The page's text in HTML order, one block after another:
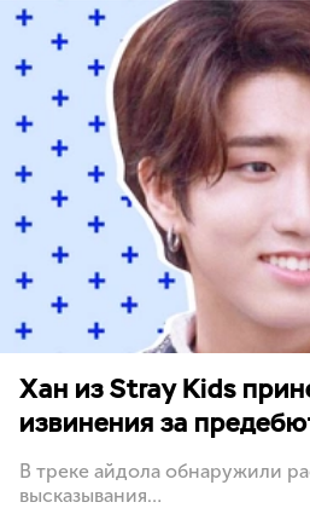
Хан из Stray Kids
извинения за
В треке айдола обнаружили
высказывания…